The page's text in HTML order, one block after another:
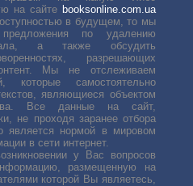
на сайте booksonline.com.ua
в будущем, то мы
по удалению
а также обсудить
разрешающих
Мы не отслеживаем
которые самостоятельно
являющиеся объектом
Все данные на сайт,
не проходя заранее отбора
является нормой в мировом
в сети интернет.
у Вас вопросов
размещенную на
которой Вы являетесь,